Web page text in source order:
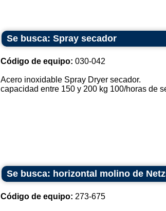
Se busca: Spray secador
Código de equipo: 030-042
Acero inoxidable Spray Dryer secador.
capacidad entre 150 y 200 kg 100/horas de
Se busca: horizontal molino de
Código de equipo: 273-675